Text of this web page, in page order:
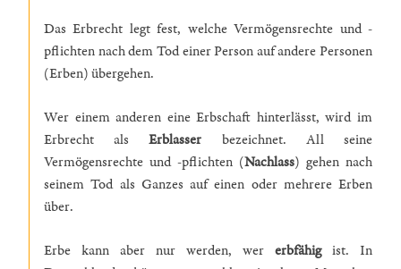
Das Erbrecht legt fest, welche Vermögensrechte und -
pflichten nach dem Tod einer Person auf andere Personen
(Erben) übergehen.
Wer einem anderen eine Erbschaft hinterlässt, wird im
Erbrecht alsErblasser bezeichnet. All seine
Vermögensrechte und -pflichten (Nachlass) gehen nach
seinem Tod als Ganzes auf einen oder mehrere Erben
über.
Erbe kann aber nur werden, wer erbfähigist. In